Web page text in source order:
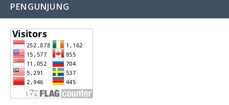
PENGUNJUNG